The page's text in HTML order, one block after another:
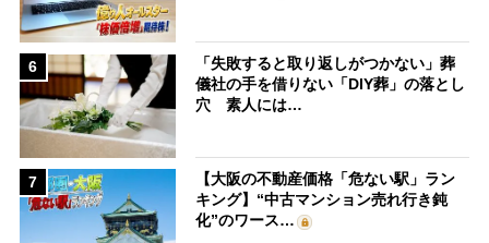
6
「失敗すると取り返しがつかない」葬
儀社の手を借りない「DIY葬」の落とし
穴 素人には…
7
【大阪の不動産価格「危ない駅」ラン
キング】“中古マンション売れ行き鈍
化”のワース…